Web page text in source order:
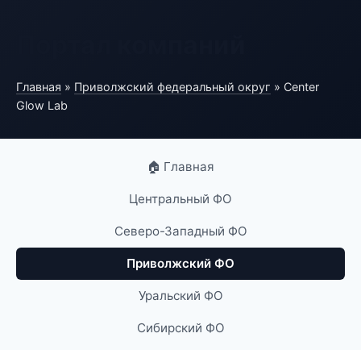
Главная » Приволжский федеральный округ » Center
Glow Lab
🏠 Главная
Центральный ФО
Северо-Западный ФО
Приволжский ФО
Уральский ФО
Сибирский ФО